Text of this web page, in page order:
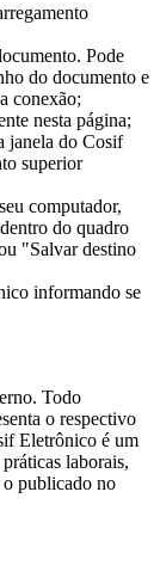
Pode
do documento e
conexão;
nesta página;
janela do Cosif
superior
computador,
do quadro
"Salvar destino
informando se
Todo
o respectivo
Eletrônico é um
laborais,
publicado no